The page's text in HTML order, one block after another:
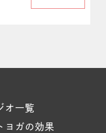
オ一覧
ヨガの効果